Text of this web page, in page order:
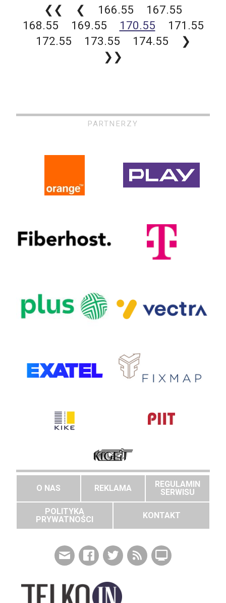
❮❮ ❮ 166.55
167.55
168.55
169.55 170.55
171.55
172.55
173.55 174.55
❯
❯❯
PARTNERZY
O NAS REKLAMA
REGULAMIN
SERWISU
POLITYKA
PRYWATNOŚCI
KONTAKT